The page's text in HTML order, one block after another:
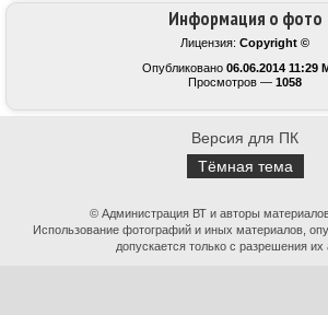
Информация о фото
Лицензия: Copyright ©
Опубликовано 06.06.2014 11:29
Просмотров — 1058
Версия для ПК
Тёмная тема
© Администрация ВТ и авторы
Использование фотографий и иных материалов,
допускается только с разрешения их